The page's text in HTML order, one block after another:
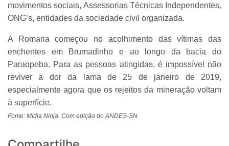
movimentos sociais, Assessorias Técnicas Independentes,
ONG’s, entidades da sociedade civil organizada.
A Romaria começou no acolhimento das vítimas das
enchentes em Brumadinho e ao longo da bacia do
Paraopeba. Para as pessoas atingidas, é impossível não
reviver a dor da lama de 25 de janeiro de 2019,
especialmente agora que os rejeitos da mineração voltam
à superfície.
Fonte: Mídia Ninja. Com edição do ANDES-SN